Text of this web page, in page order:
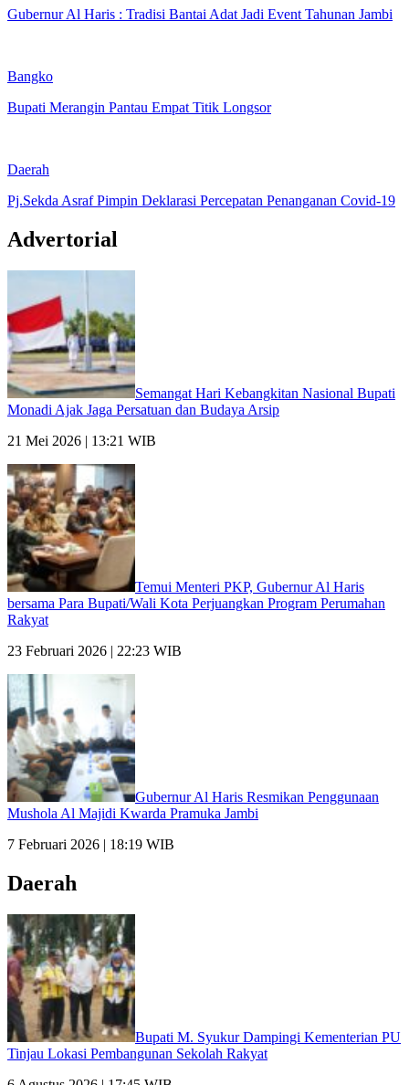
Gubernur Al Haris : Tradisi Bantai Adat Jadi Event Tahunan Jambi
Bangko
Bupati Merangin Pantau Empat Titik Longsor
Daerah
Pj.Sekda Asraf Pimpin Deklarasi Percepatan Penanganan Covid-19
Advertorial
Semangat Hari Kebangkitan Nasional Bupati
Monadi Ajak Jaga Persatuan dan Budaya Arsip
21 Mei 2026 | 13:21 WIB
Temui Menteri PKP, Gubernur Al Haris
bersama Para Bupati/Wali Kota Perjuangkan Program Perumahan
Rakyat
23 Februari 2026 | 22:23 WIB
Gubernur Al Haris Resmikan Penggunaan
Mushola Al Majidi Kwarda Pramuka Jambi
7 Februari 2026 | 18:19 WIB
Daerah
Bupati M. Syukur Dampingi Kementerian PU
Tinjau Lokasi Pembangunan Sekolah Rakyat